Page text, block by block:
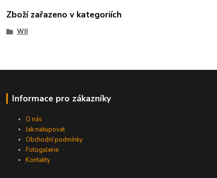
Zboží zařazeno v kategoriích
WII
Informace pro zákazníky
O nás
Jak nakupovat
Obchodní podmínky
Fotogalerie
Kontakty